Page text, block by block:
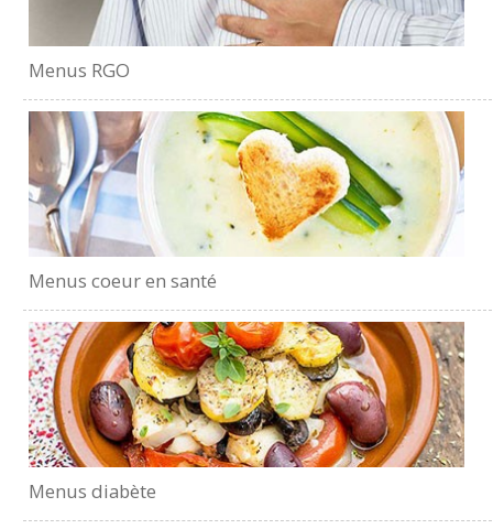
Menus RGO
Menus coeur en santé
Menus diabète